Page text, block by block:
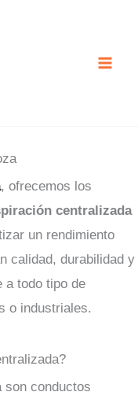
, ofrecemos los
centralizada
un rendimiento
calidad, durabilidad y
a todo tipo de
o industriales.
son conductos